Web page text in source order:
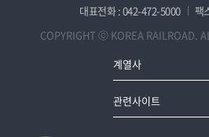
대표전화 : 042-472-5000
팩
COPYRIGHT ⓒ KOREA RAILROAD.
계열사
관련사이트